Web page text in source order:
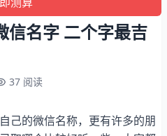
信名字 二个字最吉
37 阅读
己的微信名称，更有许多的朋